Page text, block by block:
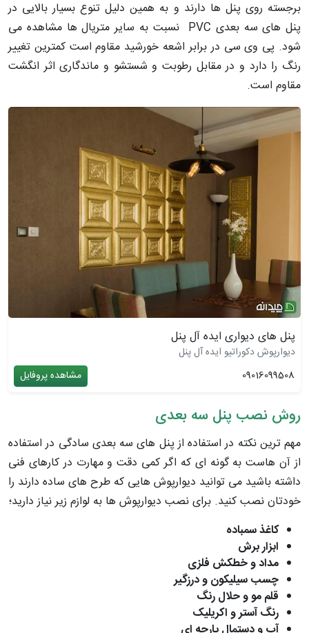
برجسته روی پنل ها دارند و به همین دلیل تنوع بسیار بالایی در
پنل های سه بعدی PVC نسبت به سایر متریال ها مشاهده می
شود. پی وی سی در برابر اشعه خورشید مقاوم است کمترین تغییر
رنگ را دارد و در مقابل رطوبت و شستشو و ماندگاری اثر انگشت
مقاوم است.
پنل های دیواری ایده آل پنل
دیوارپوش دکوراتیو ایده آل پنل
09016099508
مشاهده پروفایل
روش نصب پنل سه بعدی
مهم ترین نکته در استفاده از پنل های سه بعدی سادگی در استفاده
از آن هاست به گونه ای که اگر کمی دقت و مهارت در کارهای فنی
داشته باشید می توانید دیوارپوش هایی که طرح های ساده دارند را
خودتان نصب کنید. برای نصب دیوارپوش ها به لوازم زیر نیاز دارید؛
کاغذ سمباده
ابزار برش
مداد و خطکش فلزی
چسب سیلیکون و درزگیر
قلم مو و حلال رنگ
رنگ آستر و اکریلیک